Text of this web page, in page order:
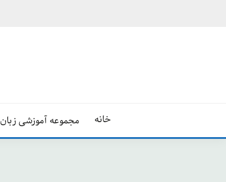
خانه مجموعه آموزشی زبان